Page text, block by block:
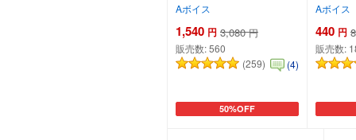
Aボイス
1,540 円 3,080 円
販売数:560
(259)
(4)
50%OFF
カートに追加
Aボイス
440 円
販売数: